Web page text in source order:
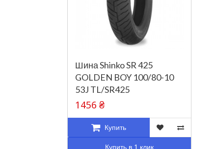
Шина Shinko SR 425
GOLDEN BOY 100/80-10
53J TL/SR425
1456 ₴
Купить
Купить в 1 клик